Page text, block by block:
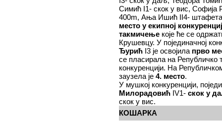
Симић I1- скок у вис,
400m, Ања Ишић II4-
место у екипној
такмичење које ће се
Крушевцу. У појединачној
Ђурић I3 је освојила прво
се пласирала на Републичко
конкуренцији. На
заузела је 4. место.
У мушкој конкуренцији,
Милорадовић IV1- скок у
скок у вис.
КОШАРКА